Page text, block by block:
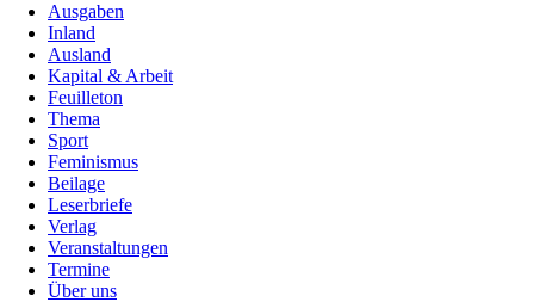
Ausgaben
Inland
Ausland
Kapital & Arbeit
Feuilleton
Thema
Sport
Feminismus
Beilage
Leserbriefe
Verlag
Veranstaltungen
Termine
Über uns